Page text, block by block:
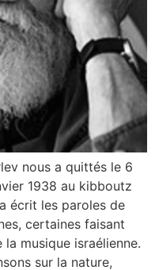
nous a quittés le 6
1938 au kibboutz
écrit les paroles de
certaines faisant
musique israélienne.
sur la nature,